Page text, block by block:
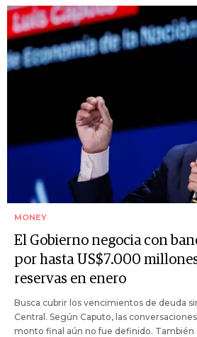
MONEY
El Gobierno negocia con
por hasta US$7.000
reservas en enero
Busca cubrir los vencimientos de deuda
Central. Según Caputo, las
monto final aún no fue definido. También